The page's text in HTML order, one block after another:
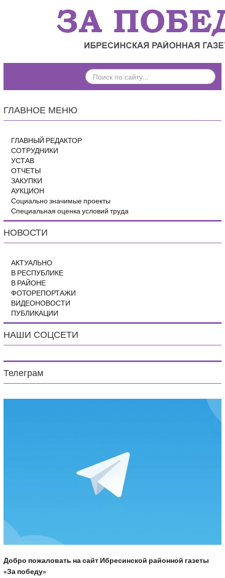
ПОИСК
ПО
ГЛАВНОЕ МЕНЮ
ГЛАВНЫЙ РЕДАКТОР
СОТРУДНИКИ
УСТАВ
ОТЧЕТЫ
ЗАКУПКИ
АУКЦИОН
Социально значимые проекты
Специальная оценка условий труда
НОВОСТИ
АКТУАЛЬНО
В РЕСПУБЛИКЕ
В РАЙОНЕ
ФОТОРЕПОРТАЖИ
ВИДЕОНОВОСТИ
ПУБЛИКАЦИИ
НАШИ СОЦСЕТИ
Телеграм
Добро пожаловать на сайт Ибресинской районной газеты
«За победу»